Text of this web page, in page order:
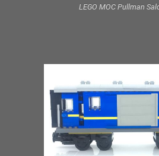
LEGO MOC Pullman